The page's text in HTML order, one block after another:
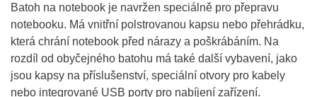
Batoh na notebook je navržen speciálně pro přepravu
notebooku. Má vnitřní polstrovanou kapsu nebo přehrádku,
která chrání notebook před nárazy a poškrábáním. Na
rozdíl od obyčejného batohu má také další vybavení, jako
jsou kapsy na příslušenství, speciální otvory pro kabely
nebo integrované USB porty pro nabíjení zařízení.